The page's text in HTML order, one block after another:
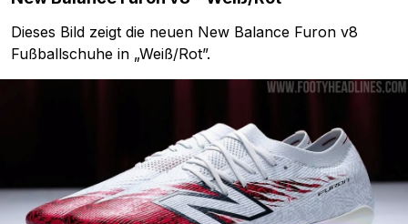
Dieses Bild zeigt die neuen New Balance Furon v8
Fußballschuhe in „Weiß/Rot”.